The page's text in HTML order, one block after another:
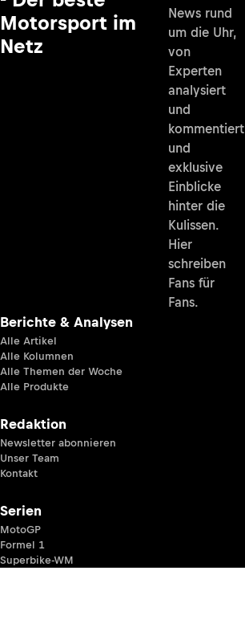
Motorsport im
Netz
News rund
um die Uhr,
von
Experten
analysiert
und
kommentiert
und
exklusive
Einblicke
hinter die
Kulissen.
Hier
schreiben
Fans für
Fans.
Berichte & Analysen
Alle Artikel
Alle Kolumnen
Alle Themen der Woche
Alle Produkte
Redaktion
Newsletter abonnieren
Unser Team
Kontakt
Serien
MotoGP
Formel 1
Superbike-WM